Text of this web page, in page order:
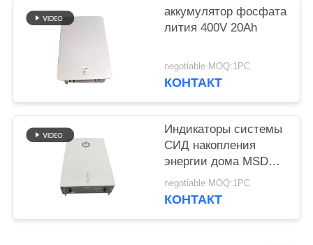
солнечной системы
решетки
аккумулятор фосфата
лития 400V 20Ah
negotiable MOQ:1PC
КОНТАКТ
Индикаторы системы
СИД накопления
энергии дома MSDS
400V 25Ah 10kwh
negotiable MOQ:1PC
КОНТАКТ